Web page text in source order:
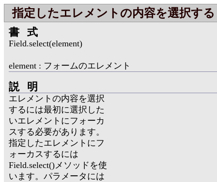
指定したエレメントの内容を選択する
書式
Field.select(element)
element : フォームのエレメント
説明
エレメントの内容を選択
するには最初に選択した
いエレメントにフォーカ
スする必要があります。
指定したエレメントにフ
ォーカスするには
Field.select()メソッドを使
います。パラメータには